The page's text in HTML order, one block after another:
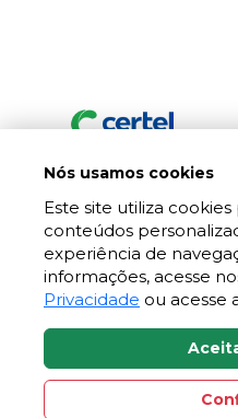
Nós usamos cookies
Este site utiliza
conteúdos
experiência de
informações, acesse
Privacidade ou acesse